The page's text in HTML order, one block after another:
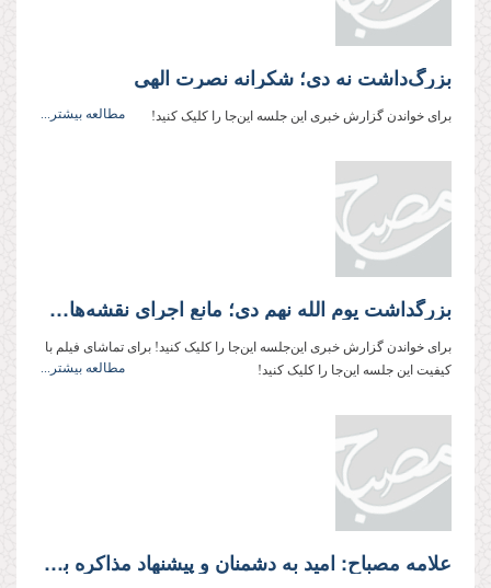
بزرگ‌داشت نه دی؛ شکرانه نصرت الهی
برای خواندن گزارش خبری این جلسه این‌جا را کلیک کنید! مطالعه بیشتر...
بزرگداشت يوم‌ الله نهم دی؛ مانع اجرای نقشه‌های دشمنان انقلاب
برای خواندن گزارش خبری این‌جلسه این‌جا را کلیک‌ کنید! برای تماشای فیلم با
کیفیت این جلسه این‌جا را کلیک کنید!
مطالعه بیشتر...
علامه مصباح: امید به دشمنان و پیشنهاد مذاکره به آنان در خفا احمقانه است